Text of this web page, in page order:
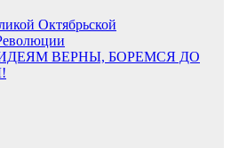
Октябрьской
ВЕРНЫ, БОРЕМСЯ ДО